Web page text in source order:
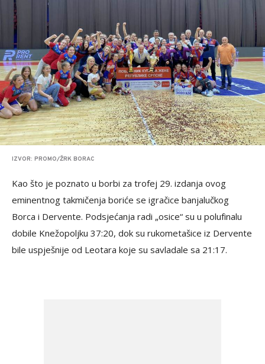
IZVOR: PROMO/ŽRK BORAC
Kao što je poznato u borbi za trofej 29. izdanja ovog
eminentnog takmičenja boriće se igračice banjalučkog
Borca i Dervente. Podsjećanja radi „osice“ su u polufinalu
dobile Knežopoljku 37:20, dok su rukometašice iz Dervente
bile uspješnije od Leotara koje su savladale sa 21:17.